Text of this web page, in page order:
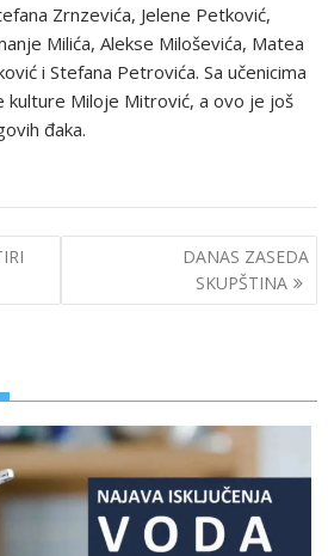
Zrnzevića, Jelene Petković,
Milića, Alekse Miloševića, Matea
i Stefana Petrovića. Sa učenicima
kulture Miloje Mitrović, a ovo je još
đaka.
DANAS ZASEDA
SKUPŠTINA